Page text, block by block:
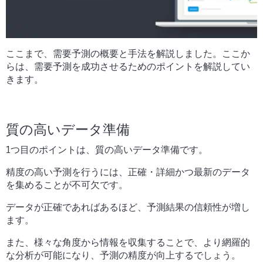
ここまで、需要予測の概要と手法を解説しました。ここか
らは、需要予測を成功させるためのポイントを解説してい
きます。
質の高いデータ準備
1つ目のポイントは、質の高いデータ準備です。
精度の高い予測を行うには、正確・詳細かつ最新のデータ
を集めることが不可欠です。
データが正確であればあるほど、予測結果の信頼性が増し
ます。
また、様々な角度から情報を収集することで、より網羅的
な分析が可能になり、予測の精度が向上するでしょう。